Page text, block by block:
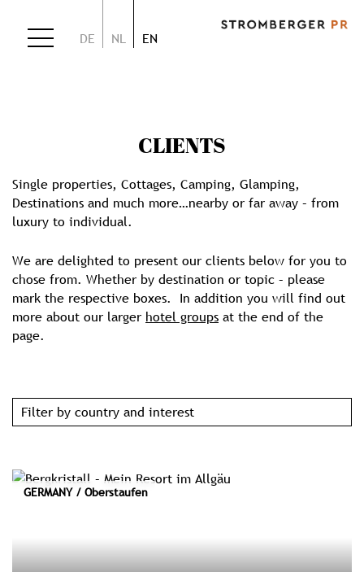
DE NL EN
CLIENTS
Single properties, Cottages, Camping, Glamping,
Destinations and much more…nearby or far away – from
luxury to individual.
We are delighted to present our clients below for you to
chose from. Whether by destination or topic – please
mark the respective boxes. In addition you will find out
more about our larger hotel groups at the end of the
page.
Filter by country and interest
GERMANY / Oberstaufen